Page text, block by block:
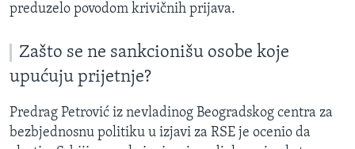
preduzelo povodom krivičnih prijava.
Zašto se ne sankcionišu osobe koje
upućuju prijetnje?
Predrag Petrović iz nevladinog Beogradskog centra za
bezbjednosnu politiku u izjavi za RSE je ocenio da